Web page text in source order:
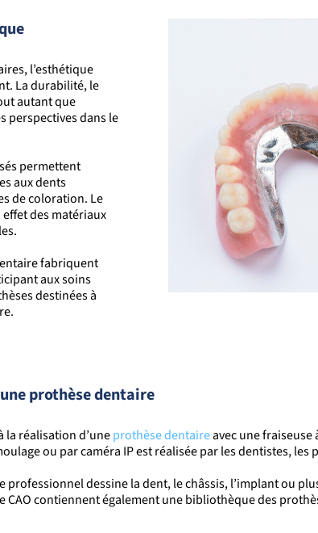
l’esthétique
La durabilité, le
autant que
perspectives dans le
permettent
aux dents
de coloration. Le
des matériaux
fabriquent
aux soins
destinées à
prothèse dentaire
la réalisation d’uneprothèse dentaireavec une
ou par caméra IP est réalisée par les dentistes,
dessine la dent, le châssis, l’implant ou
contiennent également une bibliothèque des